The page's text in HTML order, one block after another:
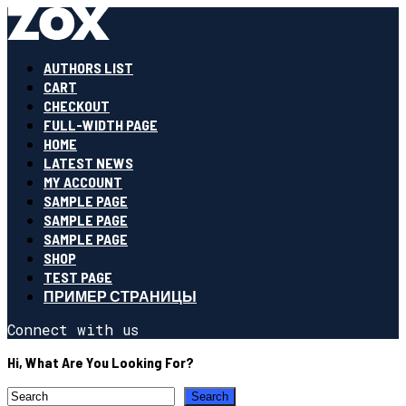
AUTHORS LIST
CART
CHECKOUT
FULL-WIDTH PAGE
HOME
LATEST NEWS
MY ACCOUNT
SAMPLE PAGE
SAMPLE PAGE
SAMPLE PAGE
SHOP
TEST PAGE
ПРИМЕР СТРАНИЦЫ
Connect with us
Hi, What Are You Looking For?